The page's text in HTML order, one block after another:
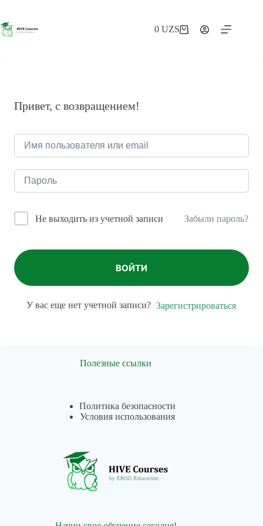
сути
Корзина
0UZS
Привет, с возвращением!
Не выходить из учетной записи Забыли пароль?
ВОЙТИ
У вас еще нет учетной записи? Зарегистрироваться
Полезные ссылки
Политика безопасности
Условия использования